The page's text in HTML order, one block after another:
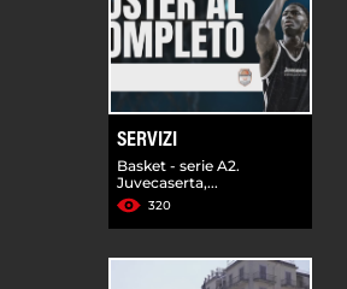
SERVIZI
Basket - serie A2.
Juvecaserta,...
320